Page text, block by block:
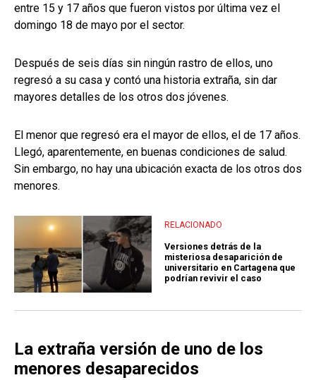
entre 15 y 17 años que fueron vistos por última vez el
domingo 18 de mayo por el sector.
Después de seis días sin ningún rastro de ellos, uno
regresó a su casa y contó una historia extraña, sin dar
mayores detalles de los otros dos jóvenes.
El menor que regresó era el mayor de ellos, el de 17 años.
Llegó, aparentemente, en buenas condiciones de salud.
Sin embargo, no hay una ubicación exacta de los otros dos
menores.
RELACIONADO
Versiones detrás de la
misteriosa desaparición de
universitario en Cartagena que
podrían revivir el caso
La extraña versión de uno de los
menores desaparecidos